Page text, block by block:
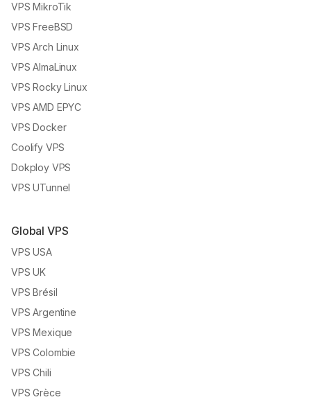
VPS MikroTik
VPS FreeBSD
VPS Arch Linux
VPS AlmaLinux
VPS Rocky Linux
VPS AMD EPYC
VPS Docker
Coolify VPS
Dokploy VPS
VPS UTunnel
Global VPS
VPS USA
VPS UK
VPS Brésil
VPS Argentine
VPS Mexique
VPS Colombie
VPS Chili
VPS Grèce